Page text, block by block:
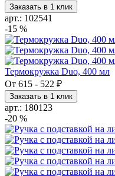
Заказать в 1 клик
арт.: 102541
-15 %
Термокружка Duo, 400 мл
От 615 - 522 ₽
Заказать в 1 клик
арт.: 180123
-20 %